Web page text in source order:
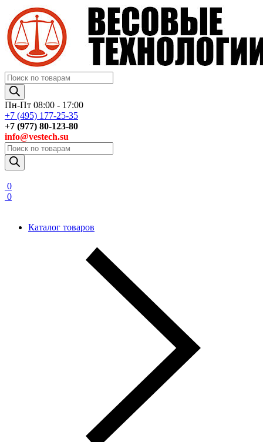
Поиск
товаров
Пн-Пт 08:00 - 17:00
+7 (495) 177-25-35
+7 (977) 80-123-80
info@vestech.su
Поиск
товаров
0
0
Каталог товаров